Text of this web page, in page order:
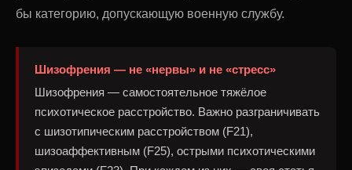
бы категорию, допускающую военную службу.
Шизофрения — не «нервы» и не «стресс»
Шизофрения — самостоятельное тяжёлое
психотическое расстройство. Важно разграничивать
с шизотипическим расстройством (F21),
шизоаффективным (F25), острыми психотическими